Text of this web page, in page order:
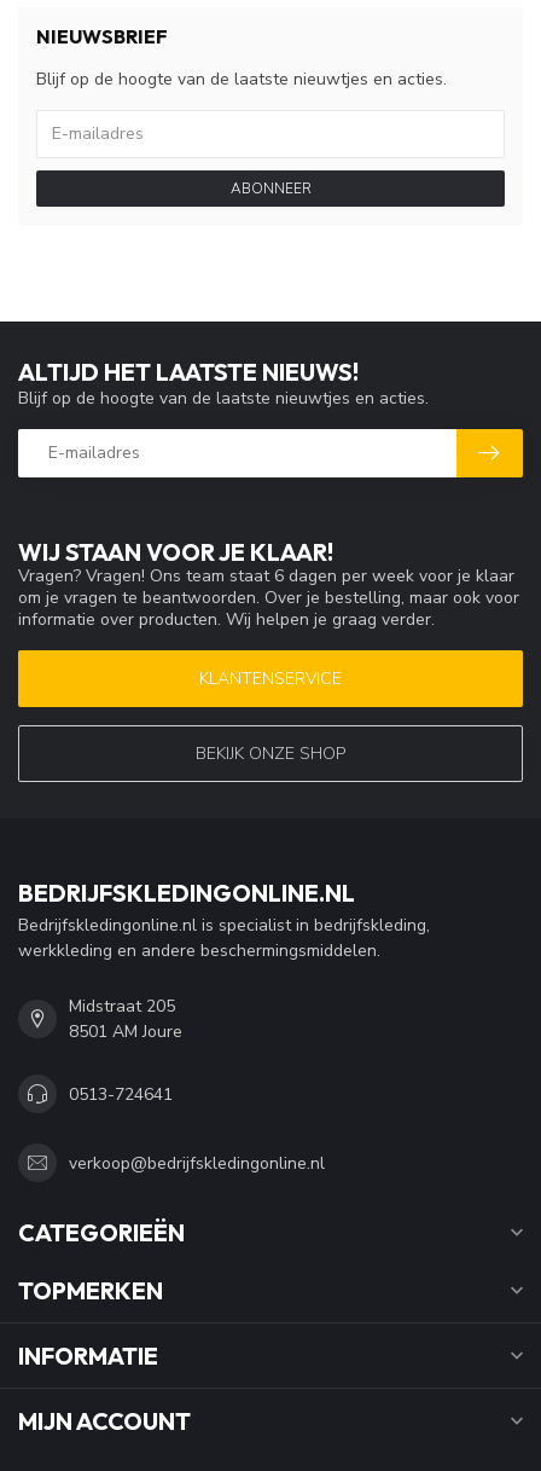
NIEUWSBRIEF
Blijf op de hoogte van de laatste nieuwtjes en acties.
ABONNEER
WIJ STAAN VOOR JE KLAAR!
Vragen? Vragen! Ons team staat 6 dagen per week voor je klaar
om je vragen te beantwoorden. Over je bestelling, maar ook voor
informatie over producten. Wij helpen je graag verder.
KLANTENSERVICE
BEKIJK ONZE SHOP
ALTIJD HET LAATSTE NIEUWS!
Blijf op de hoogte van de laatste nieuwtjes en acties.
BEDRIJFSKLEDINGONLINE.NL
Bedrijfskledingonline.nl is specialist in bedrijfskleding,
werkkleding en andere beschermingsmiddelen.
Midstraat 205
8501 AM Joure
0513-724641
verkoop@bedrijfskledingonline.nl
CATEGORIEËN
TOPMERKEN
INFORMATIE
MIJN ACCOUNT